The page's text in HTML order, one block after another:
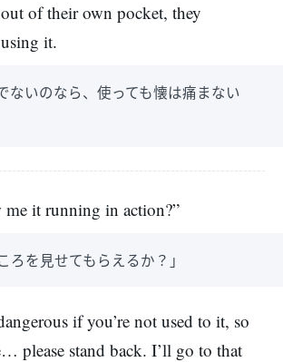
of their own pocket, they
it.
ないのなら、使っても懐は痛まない
me it running in action?”
ろを見せてもらえるか？」
if you’re not used to it, so
please stand back. I’ll go to that